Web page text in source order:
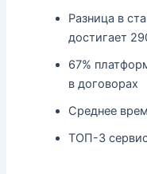
Разница в
достигает
67%
в договорах
Среднее
ТОП-3